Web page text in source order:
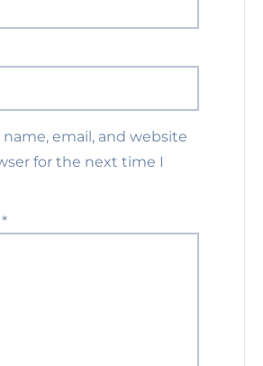
name, email, and website
for the next time I
*